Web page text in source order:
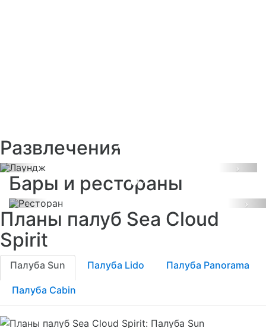
Развлечения
Previous Next
Бары и рестораны
позволят гурманам отправиться в
Previous
Планы палуб Sea Cloud
Spirit
Палуба Sun Палуба Lido Палуба Panorama
Палуба Cabin